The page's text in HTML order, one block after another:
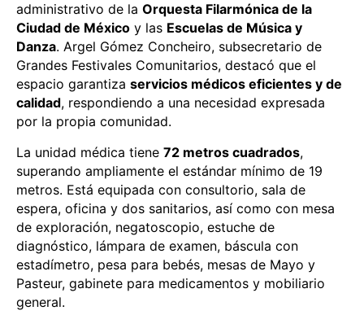
administrativo de la Orquesta Filarmónica de la
Ciudad de México y las Escuelas de Música y
Danza. Argel Gómez Concheiro, subsecretario de
Grandes Festivales Comunitarios, destacó que el
espacio garantiza servicios médicos eficientes y de
calidad, respondiendo a una necesidad expresada
por la propia comunidad.
La unidad médica tiene 72 metros cuadrados,
superando ampliamente el estándar mínimo de 19
metros. Está equipada con consultorio, sala de
espera, oficina y dos sanitarios, así como con mesa
de exploración, negatoscopio, estuche de
diagnóstico, lámpara de examen, báscula con
estadímetro, pesa para bebés, mesas de Mayo y
Pasteur, gabinete para medicamentos y mobiliario
general.